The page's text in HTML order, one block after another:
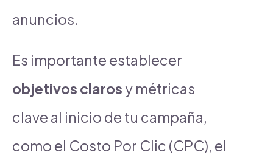
anuncios.
Es importante establecer
objetivos claros y métricas
clave al inicio de tu campaña,
como el Costo Por Clic (CPC), el